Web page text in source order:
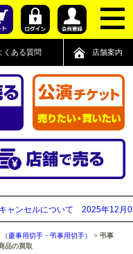
くある質問 店舗案内
ルについて 2025年12月05日 【
慶事用切手・弔事用切手） >弔事
品の買取